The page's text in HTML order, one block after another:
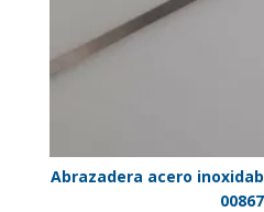
Abrazadera acero